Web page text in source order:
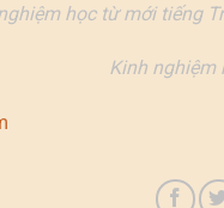
học từ mới tiếng
Kinh nghiệm